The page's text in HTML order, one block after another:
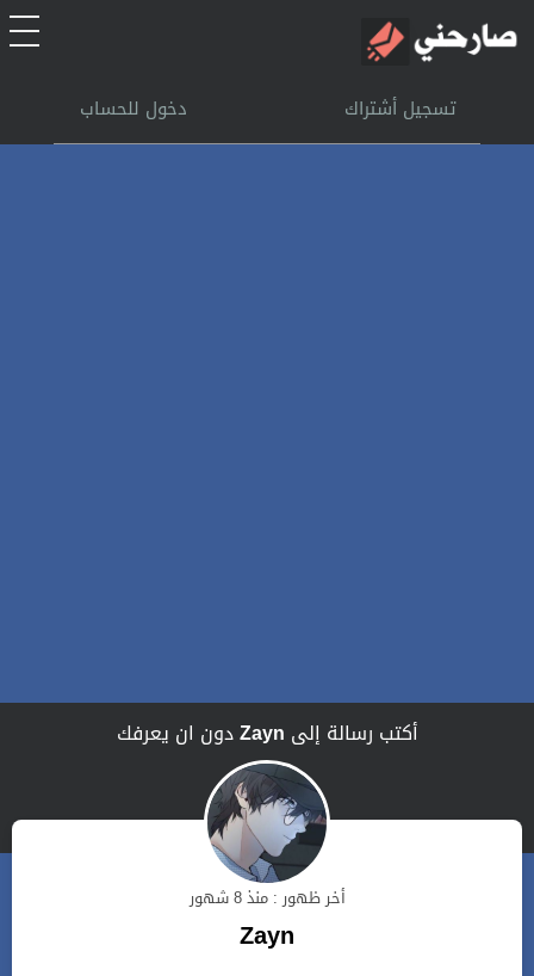
الرئيسيةتسجيل أشتراك دخول للحساب
أكتب رسالة إلى Zaynدون ان يعرفك
أخر ظهور : منذ 8 شهور
Zayn